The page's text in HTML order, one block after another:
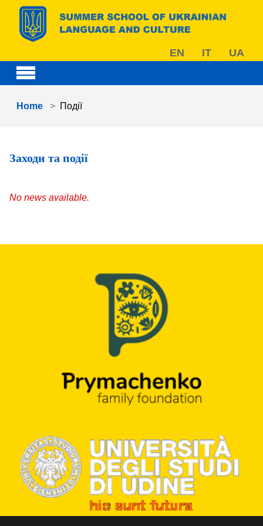
Skip to main content
EN IT UA
Home
Події
Заходи та події
No news available.